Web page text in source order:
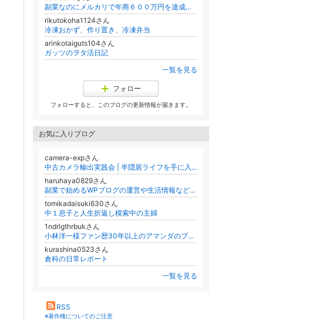
副業なのにメルカリで年商６００万円を達成！重要なのはテクニックではなく、"視点を変えるマインド"だった！！
rikutokoha1124さん
冷凍おかず、作り置き、冷凍弁当
arinkotaiguts104さん
ガッツのヲタ活日記
一覧を見る
フォロー
フォローすると、このブログの更新情報が届きます。
お気に入りブログ
camera-expさん
中古カメラ輸出実践会 | 半隠居ライフを手に入れる方法
haruhaya0829さん
副業で始めるWPブログの運営や生活情報など徹底リサーチ！THE WORLD
tomikadaisuki630さん
中１息子と人生折返し模索中の主婦
1ndrlgthrbukさん
小林洋一様ファン歴30年以上のアマンダのブログ
kurashina0523さん
倉科の日常レポート
一覧を見る
RSS
※著作権についてのご注意